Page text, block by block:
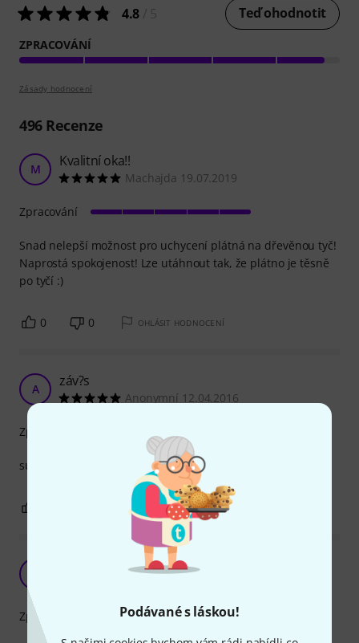
Podávané s láskou!
4.8 Teď ohodnotit
ZPRACOVÁNÍ
Zásady hodnocení
496Recenze
M Kvalitní oka!!
Machajda 19.07.2019
Snad nelepší možnost pro uchycení plátná na dřevěnou tyč!
Naprostá spokojenost! Lze utáhnout tak, že plátno je těsně
po tyčí :)
Zpracování
0 0 OHLÁSIT HODNOCENÍ
A záv?s
Anonymní 12.04.2016
super vychytávka, jednoduché pou¸ití, kvalitní zpracování
Zpracování
OHLÁSIT HODNOCENÍ
spokojenost
Zpracování